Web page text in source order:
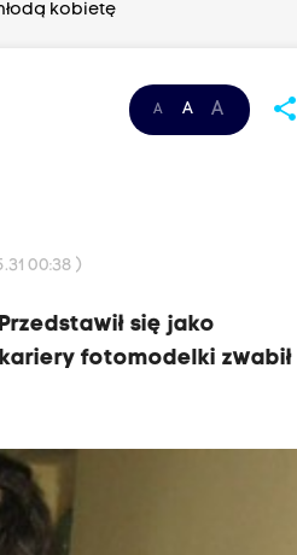
kobietę
A A A share
00:38 )
się jako
fotomodelki zwabił